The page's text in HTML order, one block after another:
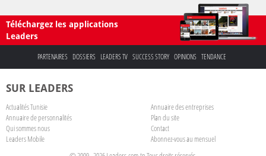
Téléchargez les applications
Leaders
PARTENAIRES DOSSIERS LEADERS TV SUCCESS STORY OPINIONS TENDANCE
SUR LEADERS
Actualités Tunisie
Annuaire des entreprises
Annuaire de personnalités
Plan du site
Qui sommes nous
Contact
Leaders Mobile
Abonnez-vous au mensuel